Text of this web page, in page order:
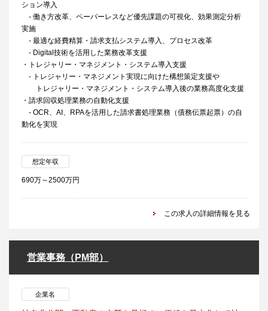
ション導入
- 働き方改革、ペーパーレスなど優先課題の可視化、効果測定分析
実施
- 最適な経費精算・請求支払システム導入、プロセス改革
- Digital技術を活用した業務改革支援
・トレジャリー・マネジメント・システム導入支援
- トレジャリー・マネジメント実現に向けた構想策定支援や
トレジャリー・マネジメント・システム導入後の業務高度化支援
・請求回収処理業務の自動化支援
- OCR、AI、RPAを活用した請求書処理業務（債務伝票起票）の自
動化を実現
想定年収
690万～2500万円
この求人の詳細情報を見る
営業事務（PM部）
企業名